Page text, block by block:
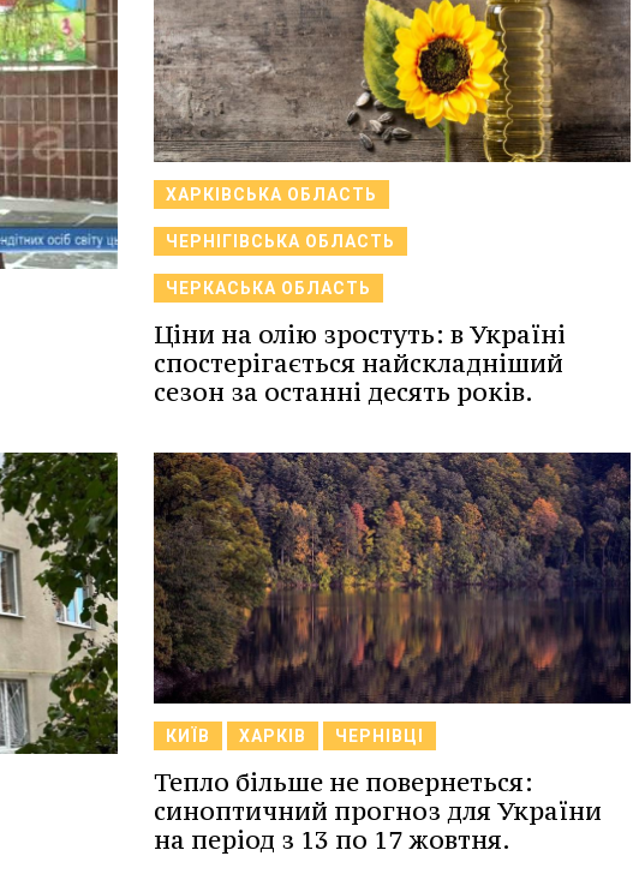
ХАРКІВСЬКА ОБЛАСТЬ
ЧЕРНІГІВСЬКА ОБЛАСТЬ
ЧЕРКАСЬКА ОБЛАСТЬ
Ціни на олію зростуть: в Україні
спостерігається найскладніший
сезон за останні десять років.
КИЇВ ХАРКІВ ЧЕРНІВЦІ
Тепло більше не повернеться:
синоптичний прогноз для України
на період з 13 по 17 жовтня.